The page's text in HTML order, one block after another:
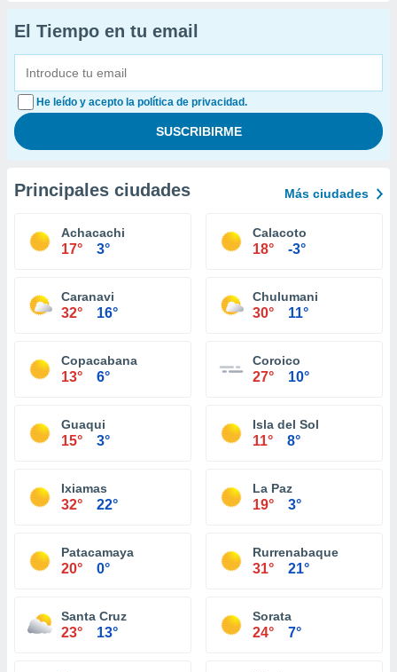
El Tiempo en tu email
He leído y acepto la política de privacidad.
Principales ciudades Más ciudades
Achacachi
17° 3°
Calacoto
18° -3°
Caranavi
32° 16°
Chulumani
30° 11°
Copacabana
13° 6°
Coroico
27° 10°
Guaqui
15° 3°
Isla del Sol
11° 8°
Ixiamas
32° 22°
La Paz
19° 3°
Patacamaya
20° 0°
Rurrenabaque
31° 21°
Santa Cruz
23° 13°
Sorata
24° 7°